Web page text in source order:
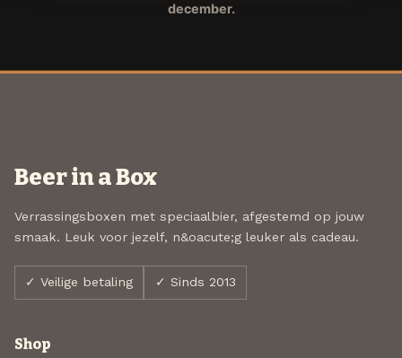
december.
Beer in a Box
Verrassingsboxen met speciaalbier, afgestemd op jouw
smaak. Leuk voor jezelf, n&oacute;g leuker als cadeau.
✓ Veilige betaling ✓ Sinds 2013
Shop